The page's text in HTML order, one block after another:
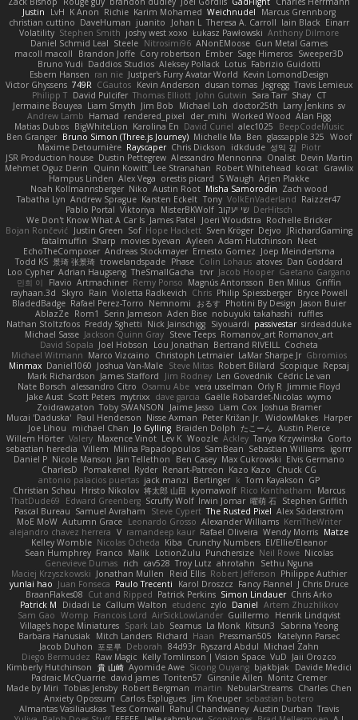
Justin
LvH K Anon Richie Karim Mohamed Weichnudel
Marcus Grennborg
christian cuttino DaveHuman juanito Johan L Theresa A. Carroll Iain Black Einarr
Volatility Stephen Smith joshy west xoxo Łukasz Pawłowski Anthony Dilmore
Daniel Schmid Leal Steele Nitrosimi96 ANonEMoose Gun Metal Games
macoll macoll
Brandon Joffe Cory robertson Ember Sage Himeros Sweeper3D
Bruno Yudi Daddios Studios Aleksey Pollack Lotus Fabrizio Guidotti
Esbern Hansen ran nie Justper's Furry Avatar World Kevin LomondDesign
Victor Ghyssens 749R CGautos Kevin Anderson dusan tomas Jegregg Travis Lemieux
Philipp T David Pulcifer Thomas Elliott John Gutwin Sara Tarr Shay CT
Jermaine Bouyea Liam Smyth Jim Bob Michael Loh doctor25th Larry Jenkins sv
Andrew Lamb Hamad rendered_pixel der_mihi Worked Wood Alan Figg
Matias Dubos BigWhiteLion Karolina En David Curiel alec1025
BeepCodeMusic
Ben Granger Bruno Simon (Three.js Journey) Michelle Ma Ben glassapple 325 Woof
Maxime Detournière Rayscaper Chris Dickson idkdude 성익 김 Piotr
JSR Production house Dustin Pettegrew Alessandro Mennonna Onalist Devin Martin
Mehmet Oguz Derin
Quinn Kowitt Lee Stranahan Robert Whitehead kocat Grawlix
Hampus Linden Alex Vega orestis picard S Waugh Arjen Plakke
Noah Kollmannsberger Niko Austin Root Misha Samorodin Zach wood
Tabatha Lyn Andrew Sprague Karsten Eckelt Tony VolkEnVaderland Raizzer47
Pablo Portal Viktoriya MisterBKWolf שי יעקוב DerHitsch
We Don't Know What A Car Is James Patel Joeri Woudstra Rochelle Bricker
Bojan Rončević
Justin Green Sof Hope Hackett Sven Kröger Dejvo
JRichardGaming
fatalmuffin Sharp movies byevan Ayleen Adam Hutchinson Neet
EchoTheComposer Andreas Stockmayer Ernesto Gomez Joep Meindertsma
Todd KS 景琦 张景琦 trowelandspade Phase Colin Lohaus atoves Dan Goddard
Loo Cypher Adrian Haugseng TheSmallGacha trvr Jacob Hooper Gaetano Gargano
민희 이
Flavio Artmachiner Remy Ponso Magnús Antonsson Ben Milius Griffin
rayhaan.3d
Skyro Rain Violetta Radkevich Chris Philip Spiessberger Bryce Powell
BladedBadge Rafael Perez-Torro Nemnomi おるす Photini By Design Jason Buier
AblazZe Rom1 Serin Jameson Aden Bise nobuyuki takahashi
ruffles
Nathan Stoltzfoos Freddy Sghetti Nick Jainschigg Siyouardi passivestar sirdeadduke
Michael Sasse Jackson Quinn Gray Steve Teeps Romanov_art Romanov_art
David Sopala Joel Hobson Lou Jonathan Bertrand RIVEILL
Cocheta
Michael Witmann Marco Vizcaino Christoph Letmaier LaMar Sharpe Jr Gbromios
Minmax Daniel1060 Joshua Van-Male Steve Mitas Robert Billard Scopique Repsaj
Mark Richardson James Stafford Jim Rodney Len Govednik Cédric Le van
Nate Borsch alessandro Citro Osamu Abe vera usselman Orly R Jimmie Floyd
Jake Aust Scott Peters mytrixx dave garcia Gaëlle Robardet-Nicolas wymo
Zoidrawzaton Toby SWANSON Jaime Jasso Liam Cox Joshua Bramer
Mucai 'Daduska' Paul Henderson Nisse Axman Peter Križan Jr. WidowMakes Harper
Joe Lihou
michael Chan Jo Gylling Braiden Dolph たこーん
Austin Pierce
Willem Hörter Valery Maxence Vinot Lev K Woozle Ackley Tanya Krzywinska Gorto
sebastian heredia Villem Milina Papadopoulos SamBean Sebastian Williams igorrr
Daniel P Nicole Manson Jan Tellethon Ben Casey Max Cukrowski Elvis Germano
CharlesD
Pomakenel Ryder Renart-Patreon Kazo Kazo
Chuck CG
antonio palacios puertas jack manzi Bertinger k Tom Kayakson GP
Christian Schau
Hristo Nikolov 将太郎 山田 kyomawolf Rico Kanthatham
Marcus
ThatDude69
Edward Greenberg Scruffy Wolf Irwin Jomar 曜萌 石 Stephen Griffith
Pascal Bureau Samuel Avraham Steve Cypert The Rusted Pixel Alex Söderström
MoE MoW Autumn Grace Leonardo Grosso Alexander Williams KerriTheWriter
alejandro chavez herrera V ramandeep kaur Rafael Oliveira Wendy Morris Matze
Kelley Womble Nicolas Ocheda Kiba Crunchy Numbers El/Ellie/Eleanor
Sean Humphrey Franco Malik LotionZulu Punchersize Neil Rowe Nicolas
Genevieve Dumas rich cav528 Troy Lutz ahrotahn
Sethu Nguna
Maciej Krzyszkowski Jonathan Mullen Reid Ellis Robert Jefferson Philippe Authier
yunlai hao Juan Fonseca Paulo Trecenti Karol Droszcz Fancy Flannel J Chris Druce
BraanFlakes08 Cut and Ripped Patrick Perkins Simon Lindauer Chris Arko
Patrick M
Didadi Le Callum Walton etudenc zylo Daniel Artem Zhuzhlikov
Sam Gao Womp Francois Lord AirSickLowLander Guillermo
Henrik Lindqvist
Village's hope Miniatures Spark Lab Seamus La Monk Kitsun3
Sabrina Yeong
Barbara Hanusiak
Mitch Landers Richard Haan Pressman505
Katelynn Parsec
Jacob Duhon 포로루 Deborah 84d93r Ryszard Abdul Michael Zahn
Diego Bermudez Raw Magic Kelly Tomlinson | Vision Space VuD Jaii Orozco
Kimberly Hutchinson 貴 山崎 Ayomide Awe Sicong Ouyang bjakbjak
Davide Medici
Padraic McQuarrie david james Toriten57 Ginsnile Allen Moritz Cremer
Made by Miri Tobias Jensby Robert Bergman martin NebularStreams Charles Chen
Anxiety Opossum Carlos Esplugues Jim Kneuper sebastian botero
Almantas Vasiliauskas Tess Cornwall Rahul Chandwaney Austin Durban Travis